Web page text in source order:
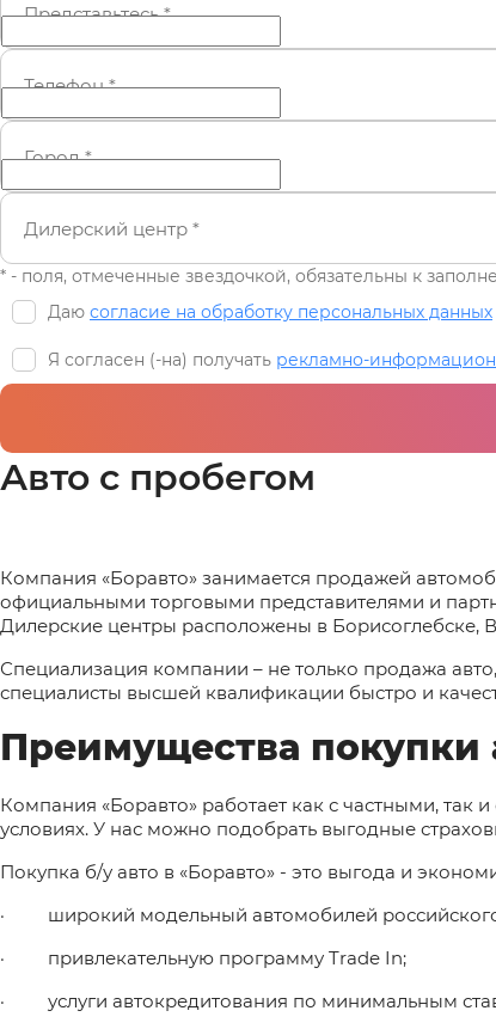
Представьтесь*
Телефон*
Город*
Дилерский центр *
* - поля, отмеченные звездочкой, обязательны к
Даю согласие на обработку персональных данных
Я согласен (-на) получать рекламно-
Авто с пробегом
Компания «Боравто» занимается продажей
официальными торговыми представителями и
Дилерские центры расположены в Борисоглебске,
Специализация компании – не только продажа
специалисты высшей квалификации быстро и
Преимущества покупки
Компания «Боравто» работает как с частными,
условиях. У нас можно подобрать выгодные
Покупка б/у авто в «Боравто» - это выгода и
·
широкий модельный автомобилей
·
привлекательную программу Trade In;
·
услуги автокредитования по минимальным